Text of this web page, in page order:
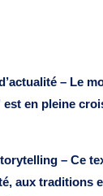
– Le
en pleine
– Ce
aux traditions